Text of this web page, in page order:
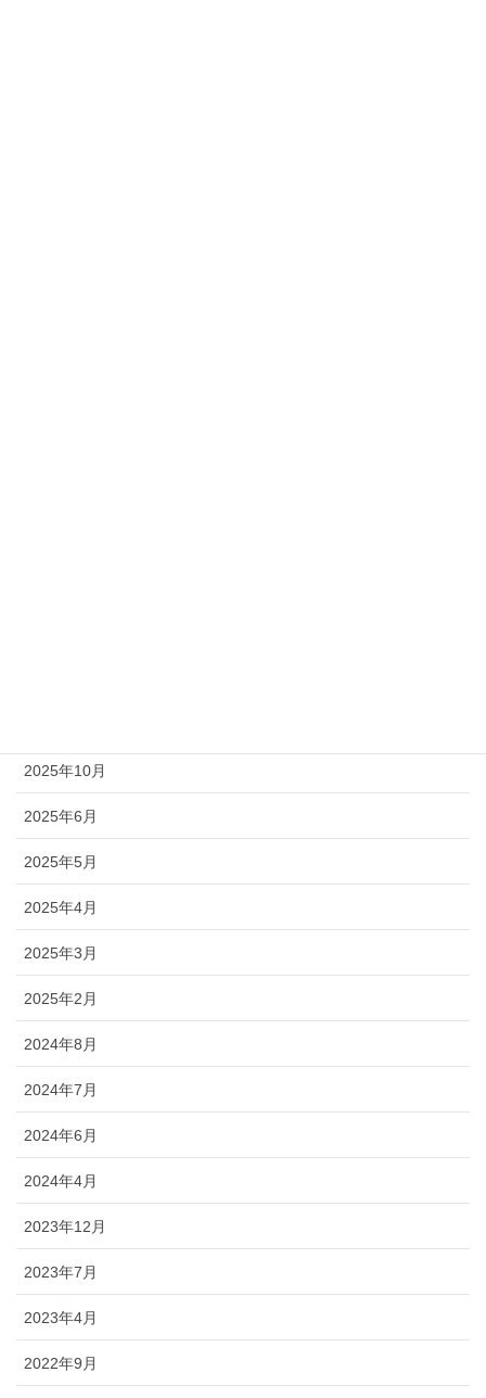
2025年10月
2025年6月
2025年5月
2025年4月
2025年3月
2025年2月
2024年8月
2024年7月
2024年6月
2024年4月
2023年12月
2023年7月
2023年4月
2022年9月